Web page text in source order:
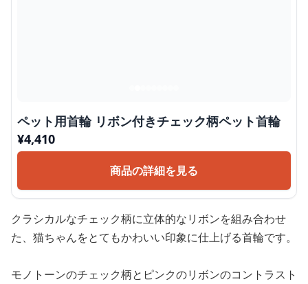
ペット用首輪 リボン付きチェック柄ペット首輪
¥4,410
商品の詳細を見る
クラシカルなチェック柄に立体的なリボンを組み合わせ
た、猫ちゃんをとてもかわいい印象に仕上げる首輪です。
モノトーンのチェック柄とピンクのリボンのコントラスト